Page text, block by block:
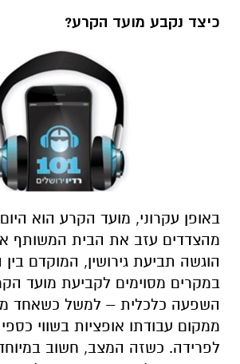
כיצד נקבע מועד הקרע?
באופן עקרוני, מועד הקרע הוא
מהצדדים עזב את הבית המשותף
הוגשה תביעת גירושין, המוקדם בין
במקרים מסוימים לקביעת מועד
השפעה כלכלית – למשל כשאחד
ממקום עבודתו אופציות בשווי
לפרידה. כשזה המצב, חשוב